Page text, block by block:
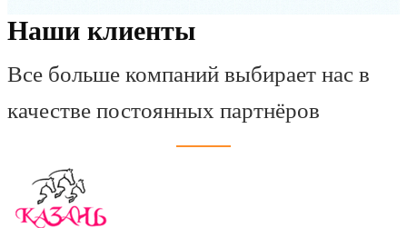
Наши клиенты
Все больше компаний выбирает нас в
качестве постоянных партнёров